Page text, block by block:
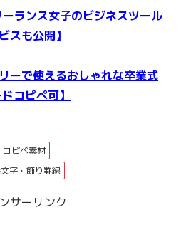
ランス女子のビジネスツール
スも公開】
ーで使えるおしゃれな卒業式
コピペ可】
コピペ素材
字・飾り罫線
サーリンク